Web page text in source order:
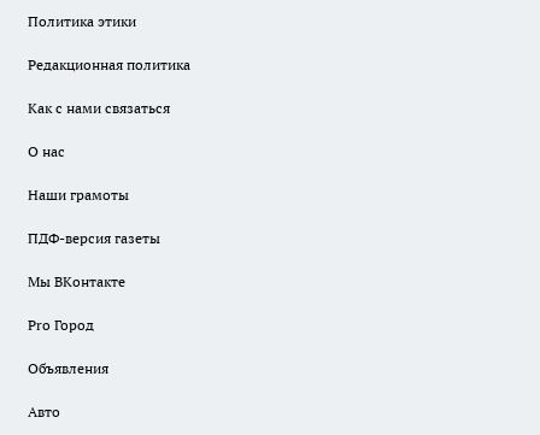
Политика этики
Редакционная политика
Как с нами связаться
О нас
Наши грамоты
ПДФ-версия газеты
Мы ВКонтакте
Pro Город
Объявления
Авто